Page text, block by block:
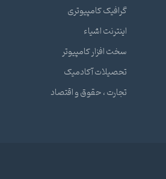
گرافیک کامپیوتری
اینترنت اشیاء
سخت افزار کامپیوتر
تحصیلات آکادمیک
تجارت ، حقوق و اقتصاد